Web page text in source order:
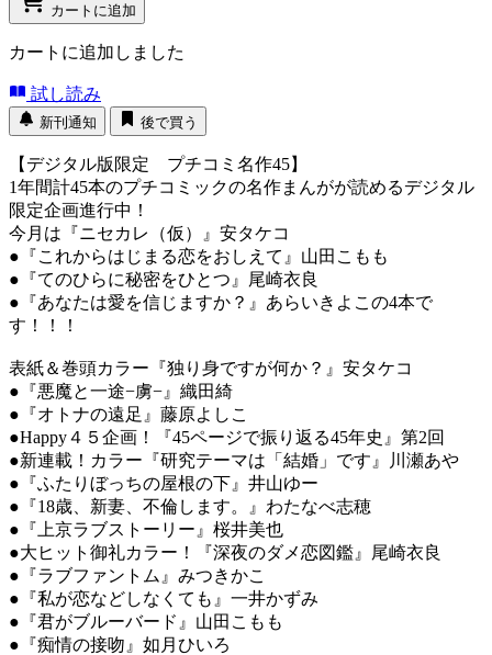
カートに追加
カートに追加しました
試し読み
新刊通知 後で買う
【デジタル版限定 プチコミ名作45】
1年間計45本のプチコミックの名作まんがが読めるデジタル
限定企画進行中！
今月は『ニセカレ（仮）』安タケコ
●『これからはじまる恋をおしえて』山田こもも
●『てのひらに秘密をひとつ』尾崎衣良
●『あなたは愛を信じますか？』あらいきよこの4本で
す！！！
表紙＆巻頭カラー『独り身ですが何か？』安タケコ
●『悪魔と一途−虜−』織田綺
●『オトナの遠足』藤原よしこ
●Happy４５企画！『45ページで振り返る45年史』第2回
●新連載！カラー『研究テーマは「結婚」です』川瀬あや
●『ふたりぼっちの屋根の下』井山ゆー
●『18歳、新妻、不倫します。』わたなべ志穂
●『上京ラブストーリー』桜井美也
●大ヒット御礼カラー！『深夜のダメ恋図鑑』尾崎衣良
●『ラブファントム』みつきかこ
●『私が恋などしなくても』一井かずみ
●『君がブルーバード』山田こもも
●『痴情の接吻』如月ひいろ